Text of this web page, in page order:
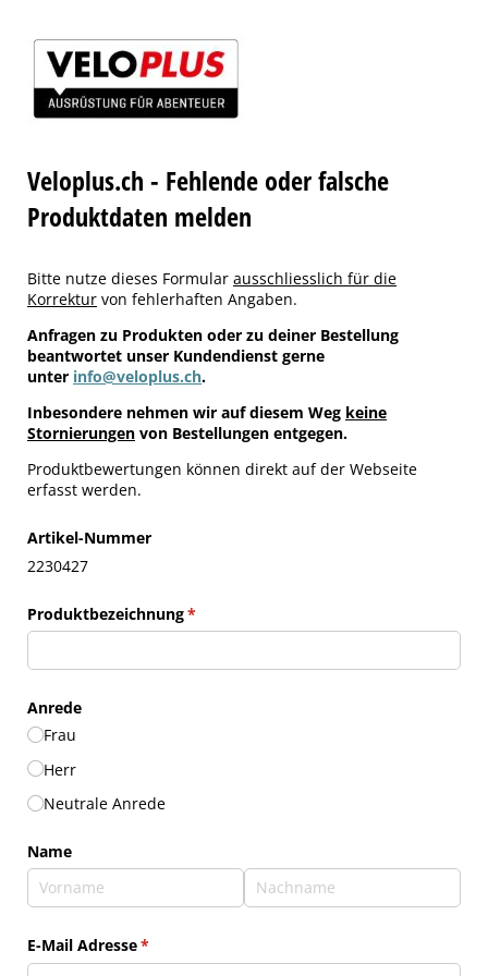
Veloplus.ch - Fehlende oder falsche
Produktdaten melden
Bitte nutze dieses Formular ausschliesslich für die
Korrektur von fehlerhaften Angaben.
Anfragen zu Produkten oder zu deiner Bestellung
beantwortet unser Kundendienst gerne
unter info@veloplus.ch.
Inbesondere nehmen wir auf diesem Weg keine
Stornierungen von Bestellungen entgegen.
Produktbewertungen können direkt auf der Webseite
erfasst werden.
Artikel-Nummer
2230427
Produktbezeichnung*
(erforderlich)
Anrede
Frau
Herr
Neutrale Anrede
Name
E-Mail Adresse*
(erforderlich)